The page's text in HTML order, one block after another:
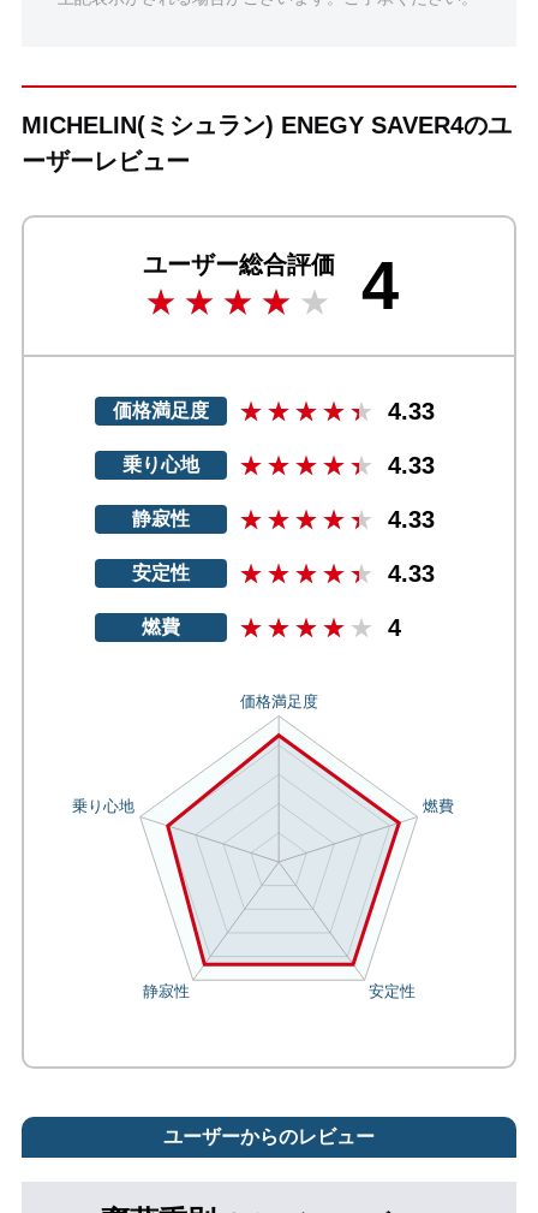
MICHELIN(ミシュラン) ENEGY SAVER4のユ
ーザーレビュー
ユーザー総合評価 4
価格満足度 4.33
乗り心地 4.33
静寂性 4.33
安定性 4.33
燃費 4
ユーザーからのレビュー